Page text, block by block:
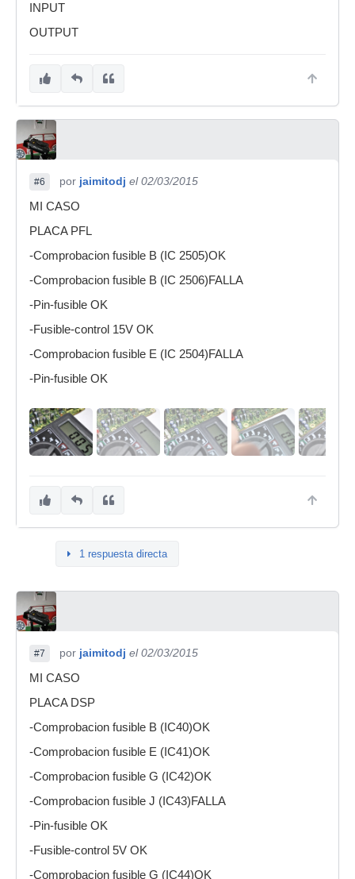
INPUT
OUTPUT
#6 por jaimitodj el 02/03/2015
MI CASO
PLACA PFL
-Comprobacion fusible B (IC 2505)OK
-Comprobacion fusible B (IC 2506)FALLA
-Pin-fusible OK
-Fusible-control 15V OK
-Comprobacion fusible E (IC 2504)FALLA
-Pin-fusible OK
1 respuesta directa
#7 por jaimitodj el 02/03/2015
MI CASO
PLACA DSP
-Comprobacion fusible B (IC40)OK
-Comprobacion fusible E (IC41)OK
-Comprobacion fusible G (IC42)OK
-Comprobacion fusible J (IC43)FALLA
-Pin-fusible OK
-Fusible-control 5V OK
-Comprobacion fusible G (IC44)OK